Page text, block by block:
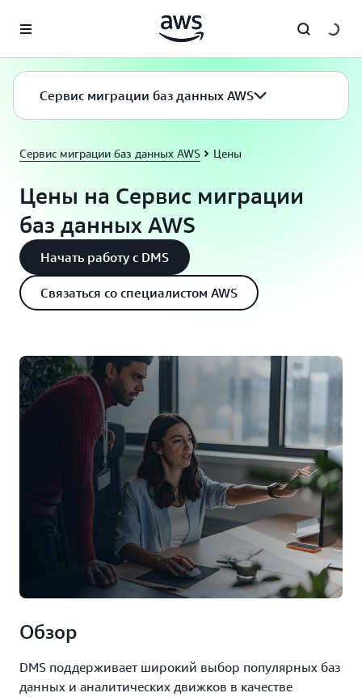
Перейти к главному контенту
Сервис миграции баз данных AWS
Сервис миграции баз данных AWS Цены
Цены на Сервис миграции
баз данных AWS
Начать работу с DMS
Связаться со специалистом AWS
Обзор
DMS поддерживает широкий выбор популярных баз
данных и аналитических движков в качестве